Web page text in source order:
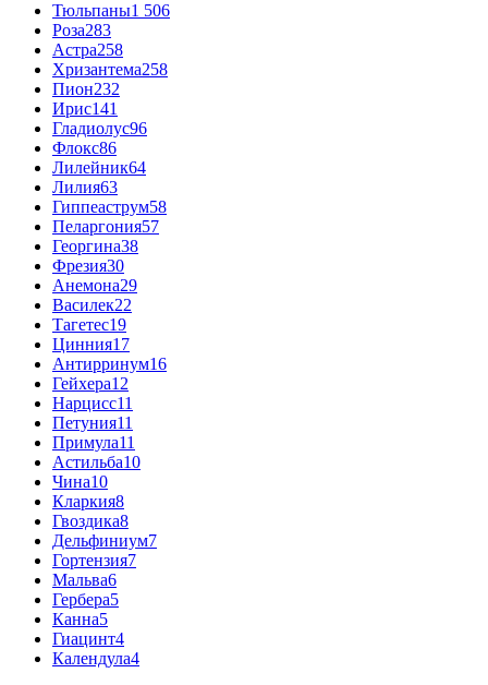
Тюльпаны1 506
Роза283
Астра258
Хризантема258
Пион232
Ирис141
Гладиолус96
Флокс86
Лилейник64
Лилия63
Гиппеаструм58
Пеларгония57
Георгина38
Фрезия30
Анемона29
Василек22
Тагетес19
Цинния17
Антирринум16
Гейхера12
Нарцисс11
Петуния11
Примула11
Астильба10
Чина10
Кларкия8
Гвоздика8
Дельфиниум7
Гортензия7
Мальва6
Гербера5
Канна5
Гиацинт4
Календула4